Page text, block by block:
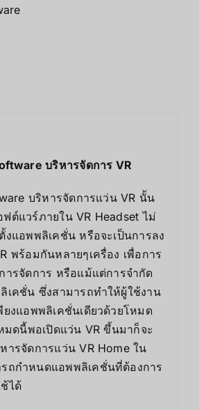
บริหารจัดการ VR
บริหารจัดการแว่น VR นั้น
ต์แวร์ภายใน VR Headset ไม่
งแอพพลิเคชั่น หรือจะเป็นการลง
พร้อมกันหลายๆเครื่อง เพื่อการ
ารจัดการ หรือแม้แต่การจำกัด
เคชั่น ซึ่งสามารถทำให้ผู้ใช้งาน
ยงแอพพลิเคชั่นเดียวด้วยโหมด
มดนี้พอเปิดแว่น VR ขึ้นมาก็จะ
ารจัดการแว่น VR Home ใน
ถกำหนดแอพพลิเคชั่นที่ต้องการ
ได้